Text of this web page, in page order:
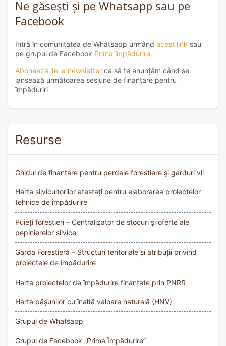
Ne găsești și pe Whatsapp sau pe
Facebook
Intră în comunitatea de Whatsapp urmând acest link sau
pe grupul de Facebook Prima împădurire
Abonează-te la newsletter ca să te anunțăm când se
lansează următoarea sesiune de finanțare pentru
împăduriri
Resurse
Ghidul de finanțare pentru perdele forestiere și garduri vii
Harta silvicultorilor atestați pentru elaborarea proiectelor
tehnice de împădurire
Puieți forestieri – Centralizator de stocuri și oferte ale
pepinierelor silvice
Garda Forestieră – Structuri teritoriale și atribuții privind
proiectele de împădurire
Harta proiectelor de împădurire finanțate prin PNRR
Harta pășunilor cu înaltă valoare naturală (HNV)
Grupul de Whatsapp
Grupul de Facebook „Prima Împădurire”